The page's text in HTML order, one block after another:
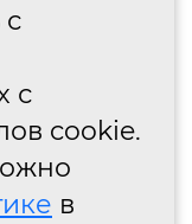
с
с
cookie.
в